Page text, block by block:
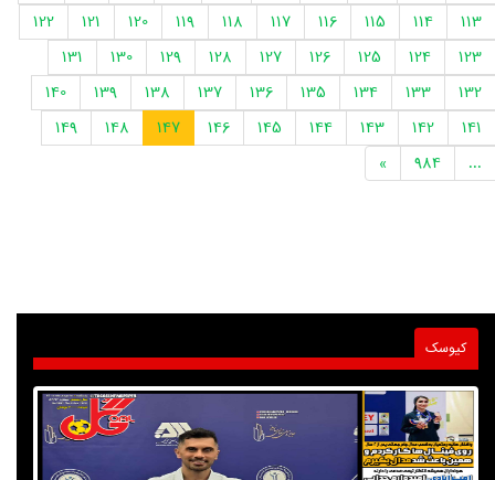
113
114
115
116
117
118
119
120
121
122
123
124
125
126
127
128
129
130
131
132
133
134
135
136
137
138
139
140
141
142
143
144
145
146
147
148
149
...
984
»
کیوسک